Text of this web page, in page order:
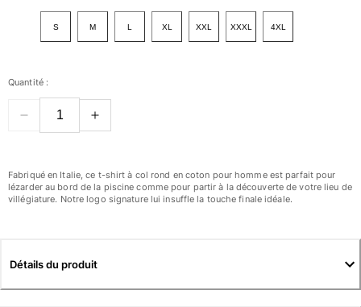
Tous les articles
Maillots de bain
Hauts
Bas
Tous les articles
Prêt-à-porter
Chemises
S M L XL XXL XXXL 4XL
Quantité :
Fabriqué en Italie, ce t-shirt à col rond en coton pour homme est parfait pour
lézarder au bord de la piscine comme pour partir à la découverte de votre lieu de
villégiature. Notre logo signature lui insuffle la touche finale idéale.
Détails du produit